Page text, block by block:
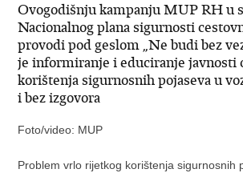
Ovogodišnju kampanju MUP RH u
Nacionalnog plana sigurnosti
provodi pod geslom „Ne budi bez
je informiranje i educiranje javnosti
korištenja sigurnosnih pojaseva u
i bez izgovora
Foto/video: MUP
Problem vrlo rijetkog korištenja sigurnosnih